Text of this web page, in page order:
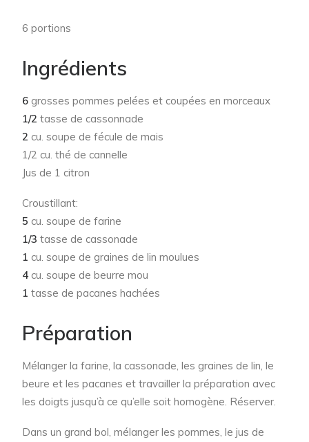
6 portions
Ingrédients
6 grosses pommes pelées et coupées en morceaux
1/2 tasse de cassonnade
2 cu. soupe de fécule de mais
1/2 cu. thé de cannelle
Jus de 1 citron
Croustillant:
5 cu. soupe de farine
1/3 tasse de cassonade
1 cu. soupe de graines de lin moulues
4 cu. soupe de beurre mou
1 tasse de pacanes hachées
Préparation
Mélanger la farine, la cassonade, les graines de lin, le
beure et les pacanes et travailler la préparation avec
les doigts jusqu’à ce qu’elle soit homogène. Réserver.
Dans un grand bol, mélanger les pommes, le jus de